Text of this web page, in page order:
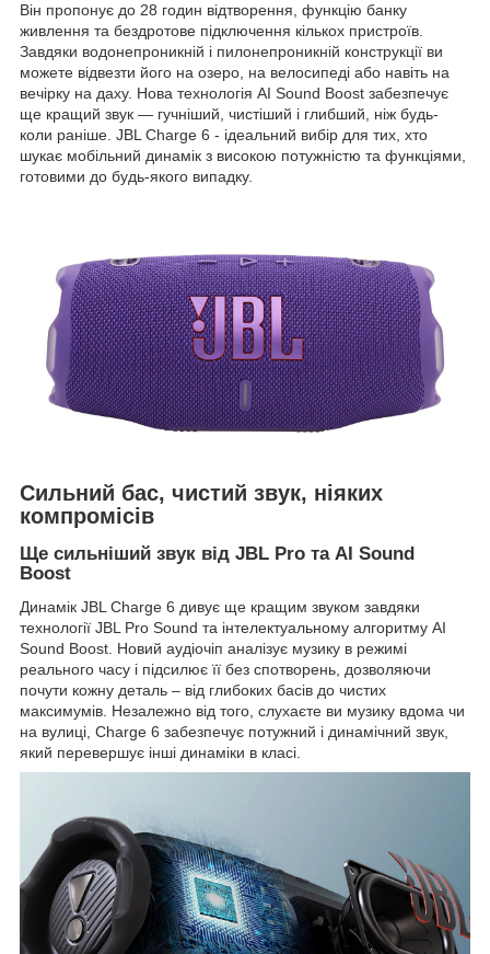
Він пропонує до 28 годин відтворення, функцію банку
живлення та бездротове підключення кількох пристроїв.
Завдяки водонепроникній і пилонепроникній конструкції ви
можете відвезти його на озеро, на велосипеді або навіть на
вечірку на даху. Нова технологія AI Sound Boost забезпечує
ще кращий звук — гучніший, чистіший і глибший, ніж будь-
коли раніше. JBL Charge 6 - ідеальний вибір для тих, хто
шукає мобільний динамік з високою потужністю та функціями,
готовими до будь-якого випадку.
Сильний бас, чистий звук, ніяких
компромісів
Ще сильніший звук від JBL Pro та AI Sound
Boost
Динамік JBL Charge 6 дивує ще кращим звуком завдяки
технології JBL Pro Sound та інтелектуальному алгоритму AI
Sound Boost. Новий аудіочіп аналізує музику в режимі
реального часу і підсилює її без спотворень, дозволяючи
почути кожну деталь – від глибоких басів до чистих
максимумів. Незалежно від того, слухаєте ви музику вдома чи
на вулиці, Charge 6 забезпечує потужний і динамічний звук,
який перевершує інші динаміки в класі.